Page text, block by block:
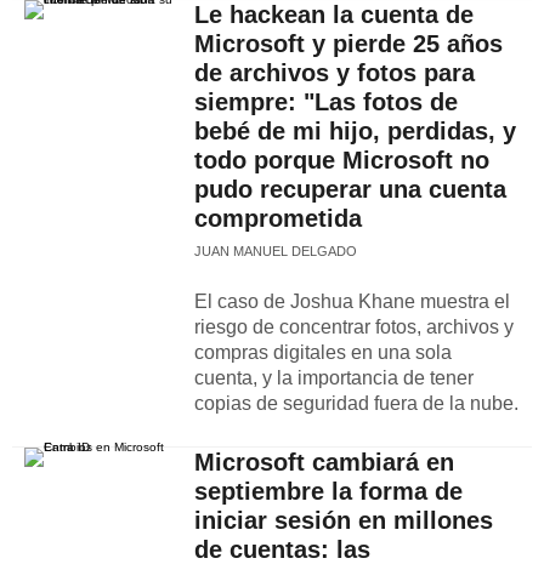
Le hackean la cuenta de
Microsoft y pierde 25 años
de archivos y fotos para
siempre: "Las fotos de
bebé de mi hijo, perdidas, y
todo porque Microsoft no
pudo recuperar una cuenta
comprometida
JUAN MANUEL DELGADO
El caso de Joshua Khane muestra el
riesgo de concentrar fotos, archivos y
compras digitales en una sola
cuenta, y la importancia de tener
copias de seguridad fuera de la nube.
Microsoft cambiará en
septiembre la forma de
iniciar sesión en millones
de cuentas: las